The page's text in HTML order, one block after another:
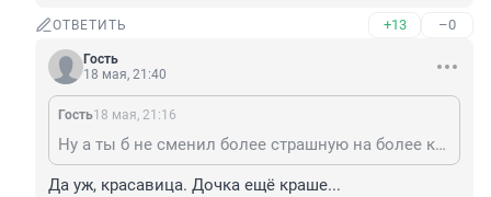
ОТВЕТИТЬ +13 –0
Гость
18 мая, 21:40
Гость18 мая, 21:16
Ну а ты б не сменил более страшную на более красивую? Любой мужик бы поменял.
Да уж, красавица. Дочка ещё краше...